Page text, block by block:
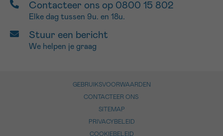
Contacteer ons op 0800 15 802
Elke dag tussen 9u. en 18u.
Stuur een bericht
We helpen je graag
GEBRUIKSVOORWAARDEN
CONTACTEER ONS
SITEMAP
PRIVACYBELEID
COOKIEBELEID